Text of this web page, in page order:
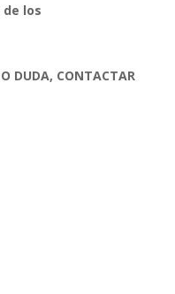
de los
DUDA, CONTACTAR